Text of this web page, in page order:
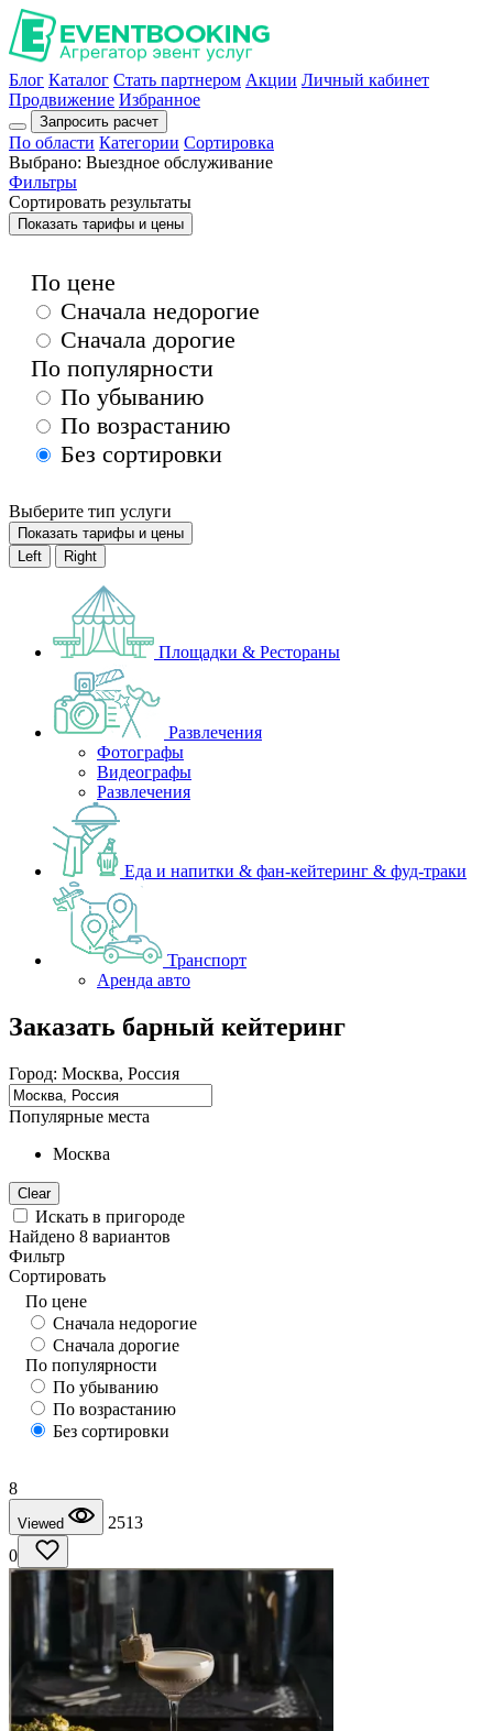
Блог Каталог Стать партнером Акции Личный кабинет
Продвижение Избранное
Запросить расчет
По области Категории Сортировка
Выбрано: Выездное обслуживание
Фильтры
Сортировать результаты
Показать тарифы и цены
По цене
Сначала недорогие
Сначала дорогие
По популярности
По убыванию
По возрастанию
Без сортировки
Выберите тип услуги
Показать тарифы и цены
Left
Right
Площадки & Рестораны
Развлечения
Фотографы
Видеографы
Развлечения
Еда и напитки & фан-кейтеринг & фуд-траки
Транспорт
Аренда авто
Заказать барный кейтеринг
Город: Москва, Россия
Популярные места
Москва
Clear
Искать в пригороде
Найдено 8 вариантов
Фильтр
Сортировать
По цене
Сначала недорогие
Сначала дорогие
По популярности
По убыванию
По возрастанию
Без сортировки
8
Viewed
2513
0